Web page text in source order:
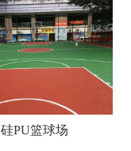
硅PU篮球场